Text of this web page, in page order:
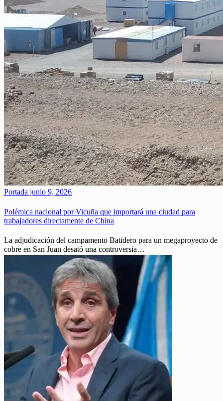
Portada junio 9, 2026
Polémica nacional por Vicuña que importará una ciudad para
trabajadores directamente de China
La adjudicación del campamento Batidero para un megaproyecto de
cobre en San Juan desató una controversia…